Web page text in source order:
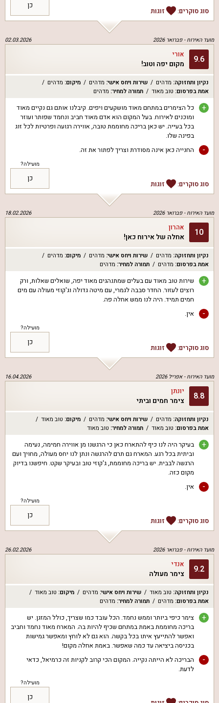
סוג סוקרים: זוגות
כן
מועד האירוח -פברואר 2026 02.03.2026
9.6 אורי
מקום יפה וטוב!
נקיון ותחזוקה: מדהים שירות ויחס אישי: מדהים מיקום: מדהים
אמת בפרסום: טוב מאוד תמורה למחיר: מדהים
+
כל הצימרים במתחם מאוד מושקעים ויפים. קיבלנו אותם גם נקיים מאוד
ומוכנים לאירוח. בעל המקום הוא אדם מאוד חביב ונחמד שפותר ועוזר
בכל בעייה. יש כאן בריכה מחוממת טובה, אווירה רגועה ופרטיות לכל זוג
בפינה שלו.
- החנייה כאן אינה מסודרת וצריך לפתור את זה.
סוג סוקרים: זוגות
מועילה?
כן
מועד האירוח -פברואר 2026 18.02.2026
10 אהרון
אחלה של אירוח כאן!
נקיון ותחזוקה: מדהים שירות ויחס אישי: מדהים מיקום: מדהים
אמת בפרסום: מדהים תמורה למחיר: מדהים
+
שירות טוב מאוד עם בעלים שמתנהגים מאוד יפה, שואלים שאלות, ורק
רוצים לעזור. החדר סבבה לגמרי, עם מיטה גדולה וג'קוזי מעולה עם מים
חמים תמיד. היה לנו ממש אחלה פה.
- אין.
סוג סוקרים: זוגות
מועילה?
כן
מועד האירוח -אפריל 2026 16.04.2026
8.8 יונתן
צימר חמים וביתי
נקיון ותחזוקה: מדהים שירות ויחס אישי: מדהים מיקום: טוב מאוד
אמת בפרסום: טוב מאוד תמורה למחיר: טוב מאוד
+
בעיקר היה לנו כיף להתארח כאן כי הרגשנו מן אווירה חמימה, נעימה
וביתית בכל רגע. המארח גם תרם להרגשה ונתן לנו יחס מעולה, מחויך ועם
הרגשה לבבית. יש בריכה מחוממת, ג'קוזי טוב ובעיקר שקט. חיפשנו בדיוק
מקום כזה.
- אין.
סוג סוקרים: זוגות
מועילה?
כן
מועד האירוח -פברואר 2026 26.02.2026
9.2 אנדי
צימר מעולה
נקיון ותחזוקה: טוב מאוד שירות ויחס אישי: מדהים מיקום: טוב מאוד
אמת בפרסום: מדהים תמורה למחיר: מדהים
+
צימר כיפי ביותר וממש נחמד. הכל עובד כמו שצריך, כולל המזגן. יש
בריכה מחוממת באמת במתחם שכיף להיות בה. המארח מאוד נחמד וחביב
ואפשר להתייעץ איתו בכל בקשה. הוא גם לא לוחץ ומאפשר גמישות
בכניסה ביציאה עד כמה שאפשר. באמת אחלה מקום!
-
הבריכה לא הייתה נקייה. המקום הכי קרוב לקניות זה כרמיאל, כדאי
לדעת.
מועילה?
כן